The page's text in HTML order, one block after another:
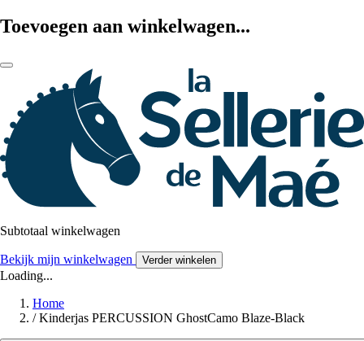
Toevoegen aan winkelwagen...
Subtotaal winkelwagen
Bekijk mijn winkelwagen Verder winkelen
Loading...
Home
/ Kinderjas PERCUSSION GhostCamo Blaze-Black